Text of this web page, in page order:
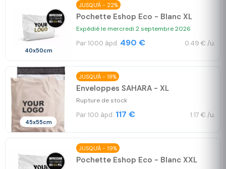
40x50cm
JUSQU'À - 22%
Pochette Eshop Eco - Blanc XL
Expédié le mercredi 2 septembre 2026
Par 1000 àpd. 490 € 0.49 € /u.
45x55cm
JUSQU'À - 18%
Enveloppes SAHARA - XL
Rupture de stock
Par 100 àpd. 117 € 1.17 € /u.
JUSQU'À - 19%
Pochette Eshop Eco - Blanc XXL